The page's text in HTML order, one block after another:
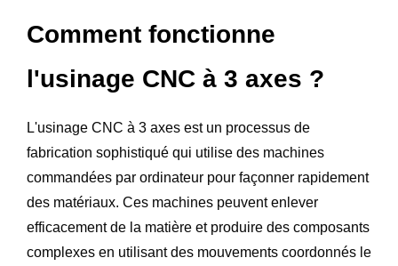
Comment fonctionne
l'usinage CNC à 3 axes ?
L'usinage CNC à 3 axes est un processus de
fabrication sophistiqué qui utilise des machines
commandées par ordinateur pour façonner rapidement
des matériaux. Ces machines peuvent enlever
efficacement de la matière et produire des composants
complexes en utilisant des mouvements coordonnés le